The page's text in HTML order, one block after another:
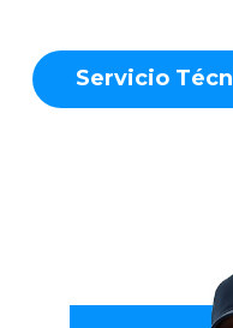
Servicio Técn